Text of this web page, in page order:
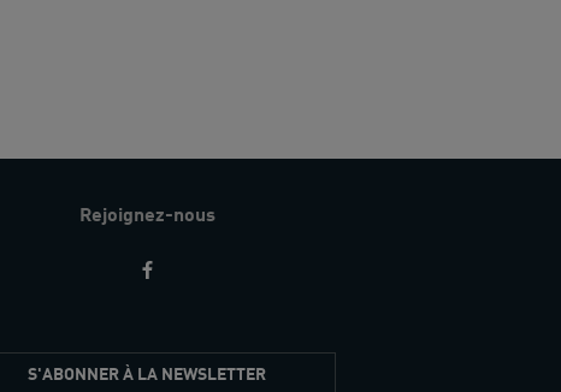
Rejoignez-nous
S'ABONNER À LA NEWSLETTER